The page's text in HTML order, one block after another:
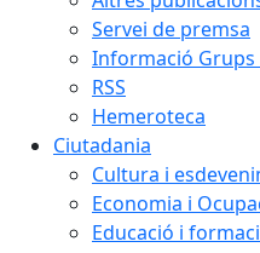
Servei de premsa
Informació Grups
RSS
Hemeroteca
Ciutadania
Cultura i
Economia i
Educació i